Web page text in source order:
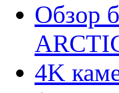
Обзор
4K